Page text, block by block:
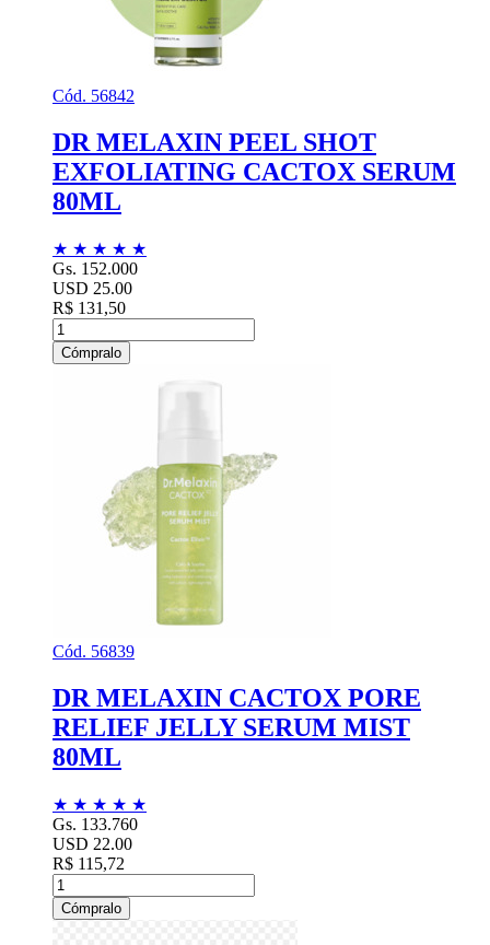
Cód. 56842
DR MELAXIN PEEL SHOT
EXFOLIATING CACTOX SERUM
80ML
★ ★ ★ ★ ★
Gs. 152.000
USD 25.00
R$ 131,50
Cómpralo
Cód. 56839
DR MELAXIN CACTOX PORE
RELIEF JELLY SERUM MIST
80ML
★ ★ ★ ★ ★
Gs. 133.760
USD 22.00
R$ 115,72
Cómpralo